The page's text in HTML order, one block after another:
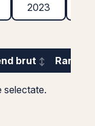
2023
brut
selectate.